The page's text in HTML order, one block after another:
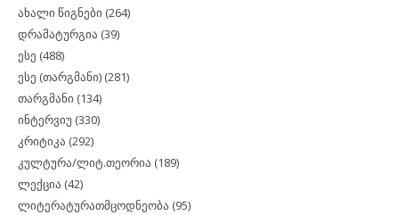
ახალი წიგნები (264)
დრამატურგია (39)
ესე (488)
ესე (თარგმანი) (281)
თარგმანი (134)
ინტერვიუ (330)
კრიტიკა (292)
კულტურა/ლიტ.თეორია (189)
ლექცია (42)
ლიტერატურათმცოდნეობა (95)